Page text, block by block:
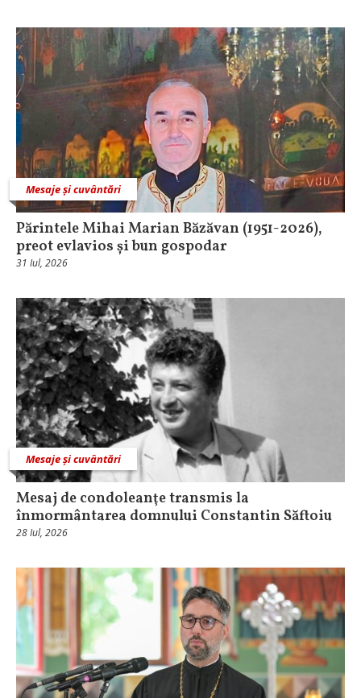
Mesaje și cuvântări
Părintele Mihai Marian Băzăvan (1951-2026),
preot evlavios și bun gospodar
31 Iul, 2026
Mesaje și cuvântări
Mesaj de condoleanţe transmis la
înmormântarea domnului Constantin Săftoiu
28 Iul, 2026